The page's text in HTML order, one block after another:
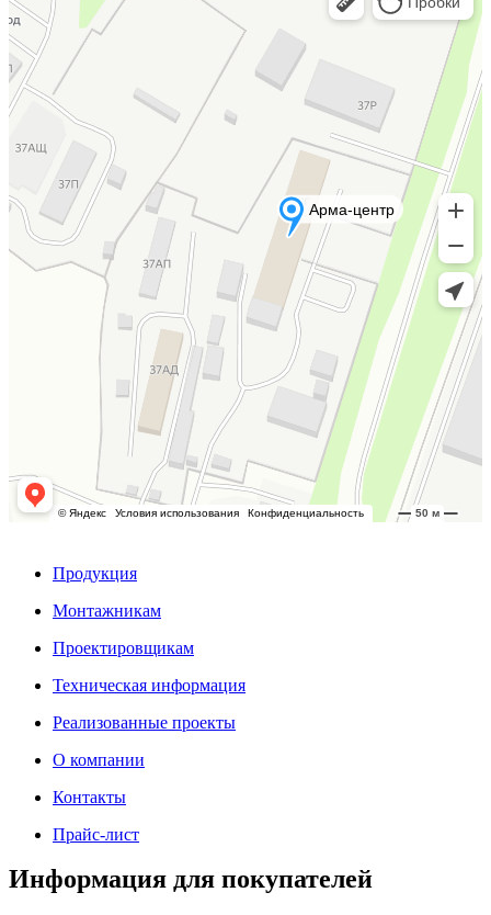
Продукция
Монтажникам
Проектировщикам
Техническая информация
Реализованные проекты
О компании
Контакты
Прайс-лист
Информация для покупателей